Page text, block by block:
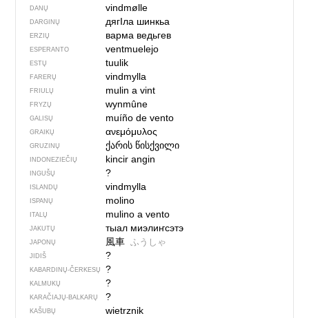
DANŲ vindmølle
DARGINŲ дягIла шинкьа
ERZIŲ варма ведьгев
ESPERANTO ventmuelejo
ESTŲ tuulik
FARERŲ vindmylla
FRIULŲ mulin a vint
FRYZŲ wynmûne
GALISŲ muíño de vento
GRAIKŲ ανεμόμυλος
GRUZINŲ ქარის წისქვილი
INDONEZIEČIŲ kincir angin
INGUŠŲ ?
ISLANDŲ vindmylla
ISPANŲ molino
ITALŲ mulino a vento
JAKUTŲ тыал миэлиҥсэтэ
JAPONŲ 風車 ふうしゃ
JIDIŠ ?
KABARDINŲ-ČERKESŲ ?
KALMUKŲ ?
KARAČIAJŲ-BALKARŲ ?
KAŠUBŲ wietrznik